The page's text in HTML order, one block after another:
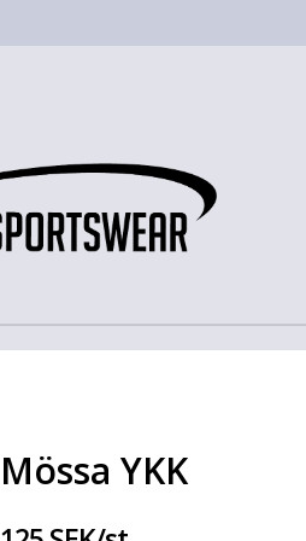
Mössa YKK